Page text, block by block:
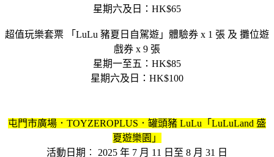
星期六及日：HK$65
超值玩樂套票 「LuLu 豬夏日自駕遊」體驗券 x 1 張 及 攤位遊
戲券 x 9 張
星期一至五：HK$85
星期六及日：HK$100
屯門市廣場．TOYZEROPLUS．罐頭豬 LuLu「LuLuLand 盛
夏遊樂園」
活動日期︰ 2025 年 7 月 11 日至 8 月 31 日